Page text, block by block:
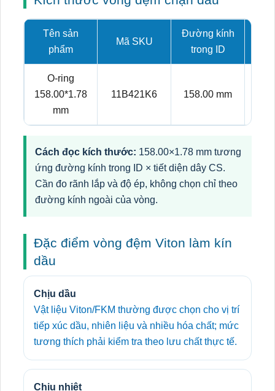
Tên sản
phẩm
Mã SKU
Đường kính
trong ID
O-ring
158.00*1.78
mm
11B421K6 158.00 mm
Cách đọc kích thước: 158.00×1.78 mm tương
ứng đường kính trong ID × tiết diện dây CS.
Cần đo rãnh lắp và độ ép, không chọn chỉ theo
đường kính ngoài của vòng.
Đặc điểm vòng đệm Viton làm kín
dầu
Chịu dầu
Vật liệu Viton/FKM thường được chọn cho vị trí
tiếp xúc dầu, nhiên liệu và nhiều hóa chất; mức
tương thích phải kiểm tra theo lưu chất thực tế.
Chịu nhiệt